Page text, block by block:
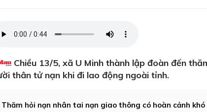
Chiều 13/5, xã U Minh thành lập đoàn đến
thân tử nạn khi đi lao động ngoài tỉnh.
Thăm hỏi nạn nhân tai nạn giao thông có hoàn cảnh khó